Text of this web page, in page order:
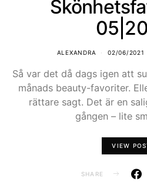
ALEXANDRA 02/06/2021
Så var det då dags igen att
månads beauty-favoriter.
rättare sagt. Det är en
gången – lite
VIEW
SHARE